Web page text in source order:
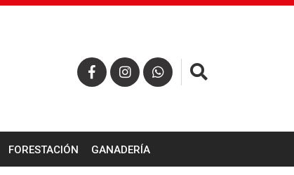
FORESTACIÓN GANADERÍA